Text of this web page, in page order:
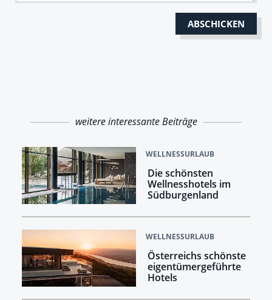
weitere interessante Beiträge
WELLNESSURLAUB
Die schönsten
Wellnesshotels im
Südburgenland
WELLNESSURLAUB
Österreichs schönste
eigentümergeführte
Hotels